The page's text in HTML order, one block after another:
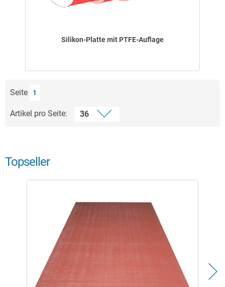
Silikon-Platte mit PTFE-Auflage
Seite 1
Artikel pro Seite:
Topseller